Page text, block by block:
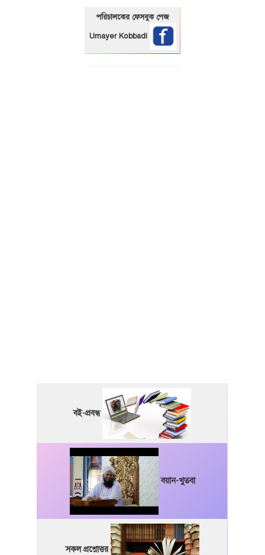
পরিচালকের ফেসবুক পেজ
Umayer Kobbadi
বই-প্রবন্ধ
বয়ান-খুতবা
সকল প্রশ্নোত্তর